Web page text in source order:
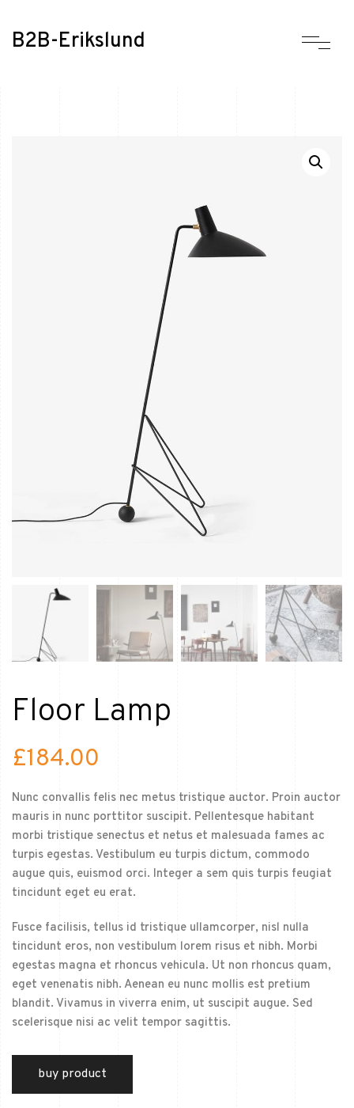
B2B-Erikslund
Floor Lamp
£184.00
Nunc convallis felis nec metus tristique auctor. Proin auctor
mauris in nunc porttitor suscipit. Pellentesque habitant
morbi tristique senectus et netus et malesuada fames ac
turpis egestas. Vestibulum eu turpis dictum, commodo
augue quis, euismod orci. Integer a sem quis turpis feugiat
tincidunt eget eu erat.
Fusce facilisis, tellus id tristique ullamcorper, nisl nulla
tincidunt eros, non vestibulum lorem risus et nibh. Morbi
egestas magna et rhoncus vehicula. Ut non rhoncus quam,
eget venenatis nibh. Aenean eu nunc mollis est pretium
blandit. Vivamus in viverra enim, ut suscipit augue. Sed
scelerisque nisi ac velit tempor sagittis.
buy product